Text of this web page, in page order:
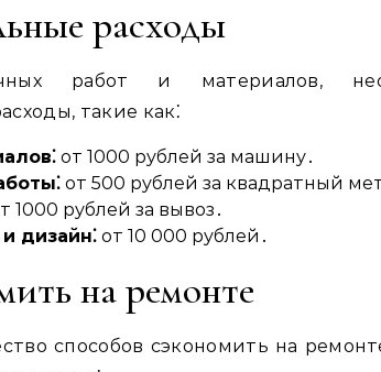
расходы
работ и материалов,
такие как⁚
от 1000 рублей за машину․
от 500 рублей за квадратный
1000 рублей за вывоз․
дизайн⁚ от 10 000 рублей․
на ремонте
способов сэкономить на